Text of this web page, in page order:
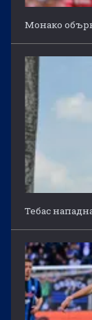
Монако
Тебас